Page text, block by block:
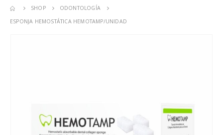
SHOP
ODONTOLOGÍA
ESPONJA HEMOSTÁTICA HEMOTAMP/UNIDAD